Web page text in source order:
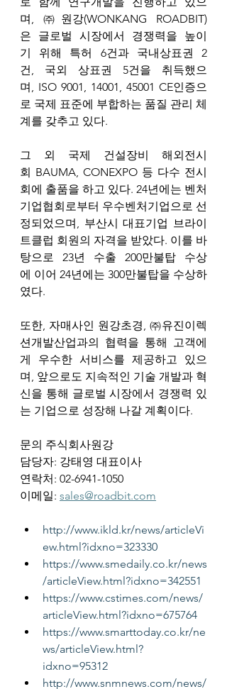
며, ㈜원강(WONKANG ROADBIT)
은 글로벌 시장에서 경쟁력을 높이
기 위해 특허 6건과 국내상표권 2
건, 국외 상표권 5건을 취득했으
며, ISO 9001, 14001, 45001 CE인증으
로 국제 표준에 부합하는 품질 관리 체
계를 갖추고 있다.
그 외 국제 건설장비 해외전시
회 BAUMA, CONEXPO 등 다수 전시
회에 출품을 하고 있다. 24년에는 벤처
기업협회로부터 우수벤처기업으로 선
정되었으며, 부산시 대표기업 브라이
트클럽 회원의 자격을 받았다. 이를 바
탕으로 23년 수출 200만불탑 수상
에 이어 24년에는 300만불탑을 수상하
였다.
또한, 자매사인 원강초경, ㈜유진이렉
션개발산업과의 협력을 통해 고객에
게 우수한 서비스를 제공하고 있으
며, 앞으로도 지속적인 기술 개발과 혁
신을 통해 글로벌 시장에서 경쟁력 있
는 기업으로 성장해 나갈 계획이다.
문의 주식회사원강
담당자: 강태영 대표이사
연락처: 02-6941-1050
이메일: sales@roadbit.com
http://www.ikld.kr/news/articleVi
ew.html?idxno=323330
https://www.smedaily.co.kr/news
/articleView.html?idxno=342551
https://www.cstimes.com/news/
articleView.html?idxno=675764
https://www.smarttoday.co.kr/ne
ws/articleView.html?
idxno=95312
http://www.snmnews.com/news/